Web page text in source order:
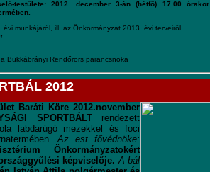
testülete: 2012. december 3-án (hétfő) 17.00 órakor
munkájáról, ill. az Önkormányzat 2013. évi terveiről.
, a Bükkábrányi Rendőrörs parancsnoka
2012
Baráti Köre 2012.november
SPORTBÁLTrendezett
labdarúgó mezekkel és foci
Az est fővédnöke:
Önkormányzatokért
képviselője. A bál